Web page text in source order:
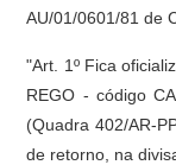
AU/01/0601/81 de
"Art. 1º Fica
REGO - código
(Quadra 402/AR-
de retorno, na